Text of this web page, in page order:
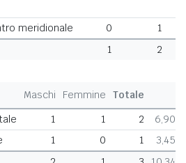
meridionale 0
1
1 2
Maschi Femmine Totale
1 1 2
6,90%
1 0 1
3,45%